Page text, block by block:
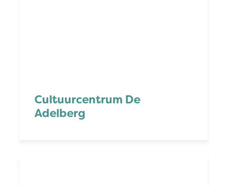
Cultuurcentrum De
Adelberg